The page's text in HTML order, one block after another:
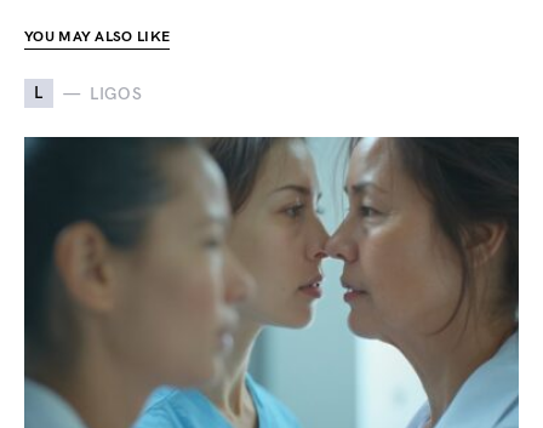
YOU MAY ALSO LIKE
L LIGOS